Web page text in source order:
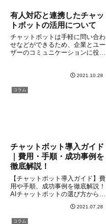
有人対応と連携したチャッ
トボットの活用について
チャットボットは手軽に問い合わ
せなどができるため、企業とユー
ザーのコミュニケーションに役立
質問や問い合わせに自動で対応で
対応と連携したもの」「完全に無
2021.10.28
コラム
チャットボット導入ガイド
｜費用・手順・成功事例を
徹底解説！
【チャットボット導入ガイド】費
用や手順、成功事例を徹底解説！
AIチャットボットの選び方から運
たい情報を網羅。問い合わせ削減
や業務効率化の実現方法がわかり
2021.07.28
コラム